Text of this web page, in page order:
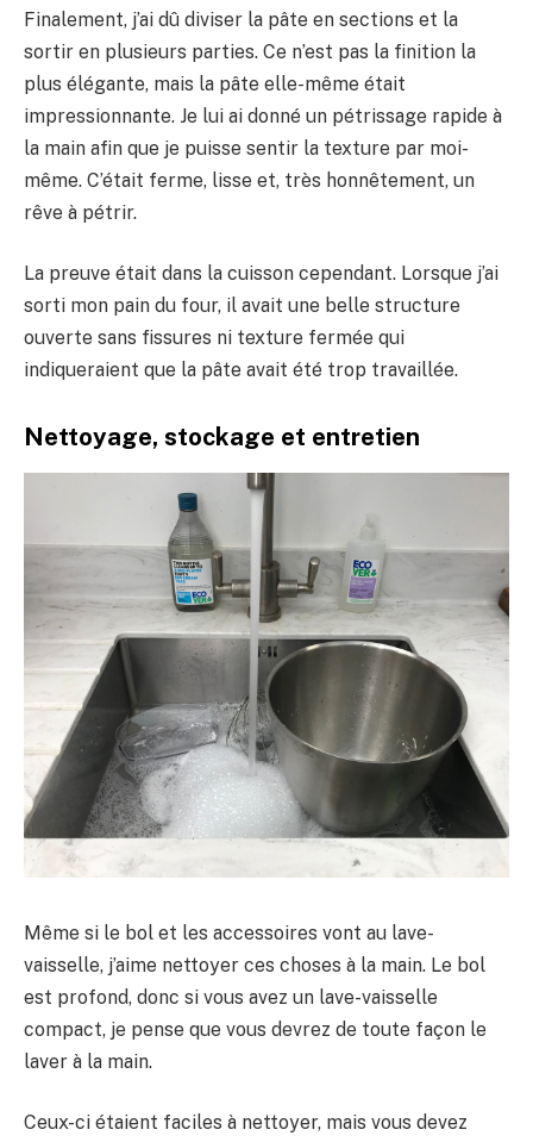
Finalement, j’ai dû diviser la pâte en sections et la
sortir en plusieurs parties. Ce n’est pas la finition la
plus élégante, mais la pâte elle-même était
impressionnante. Je lui ai donné un pétrissage rapide à
la main afin que je puisse sentir la texture par moi-
même. C’était ferme, lisse et, très honnêtement, un
rêve à pétrir.
La preuve était dans la cuisson cependant. Lorsque j’ai
sorti mon pain du four, il avait une belle structure
ouverte sans fissures ni texture fermée qui
indiqueraient que la pâte avait été trop travaillée.
Nettoyage, stockage et entretien
Même si le bol et les accessoires vont au lave-
vaisselle, j’aime nettoyer ces choses à la main. Le bol
est profond, donc si vous avez un lave-vaisselle
compact, je pense que vous devrez de toute façon le
laver à la main.
Ceux-ci étaient faciles à nettoyer, mais vous devez